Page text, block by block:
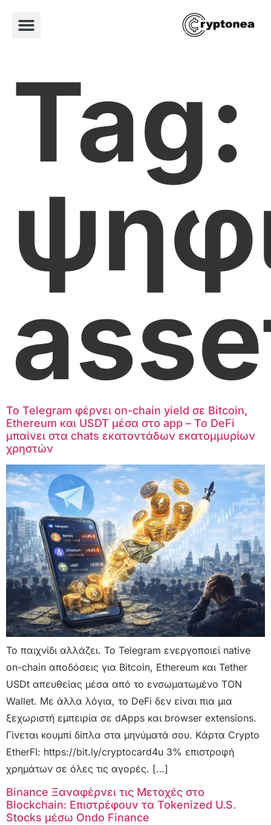
Tag:
Το Telegram φέρνει on-chain yield σε Bitcoin,
Ethereum και USDT μέσα στο app – Το DeFi
μπαίνει στα chats εκατοντάδων εκατομμυρίων
χρηστών
Το παιχνίδι αλλάζει. Το Telegram ενεργοποιεί native
on-chain αποδόσεις για Bitcoin, Ethereum και Tether
USDt απευθείας μέσα από το ενσωματωμένο TON
Wallet. Με άλλα λόγια, το DeFi δεν είναι πια μια
ξεχωριστή εμπειρία σε dApps και browser extensions.
Γίνεται κουμπί δίπλα στα μηνύματά σου. Κάρτα Crypto
EtherFI: https://bit.ly/cryptocard4u 3% επιστροφή
χρημάτων σε όλες τις αγορές. […]
Binance Ξαναφέρνει τις Μετοχές στο
Blockchain: Επιστρέφουν τα Tokenized U.S.
Stocks μέσω Ondo Finance